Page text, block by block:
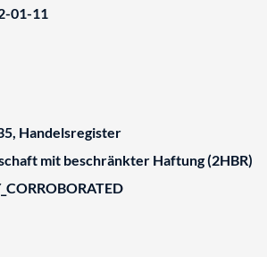
01-11
Handelsregister
mit beschränkter Haftung (2HBR)